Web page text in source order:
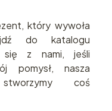
który wywoła
do katalogu
się z nami, jeśli
pomysł, nasza
coś